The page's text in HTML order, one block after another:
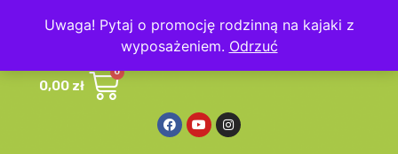
Uwaga! Pytaj o promocję rodzinną na kajaki z
wyposażeniem. Odrzuć
0,00 zł